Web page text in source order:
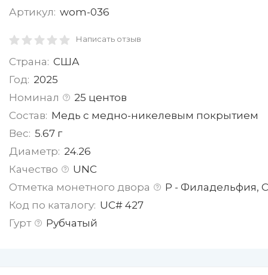
Артикул: wom-036
Написать отзыв
Страна: США
Год: 2025
Номинал
25 центов
Состав: Медь с медно-никелевым покрытием
Вес: 5.67 г
Диаметр: 24.26
Качество
UNC
Отметка монетного двора
P - Филадельфия,
Код по каталогу: UC# 427
Гурт
Рубчатый